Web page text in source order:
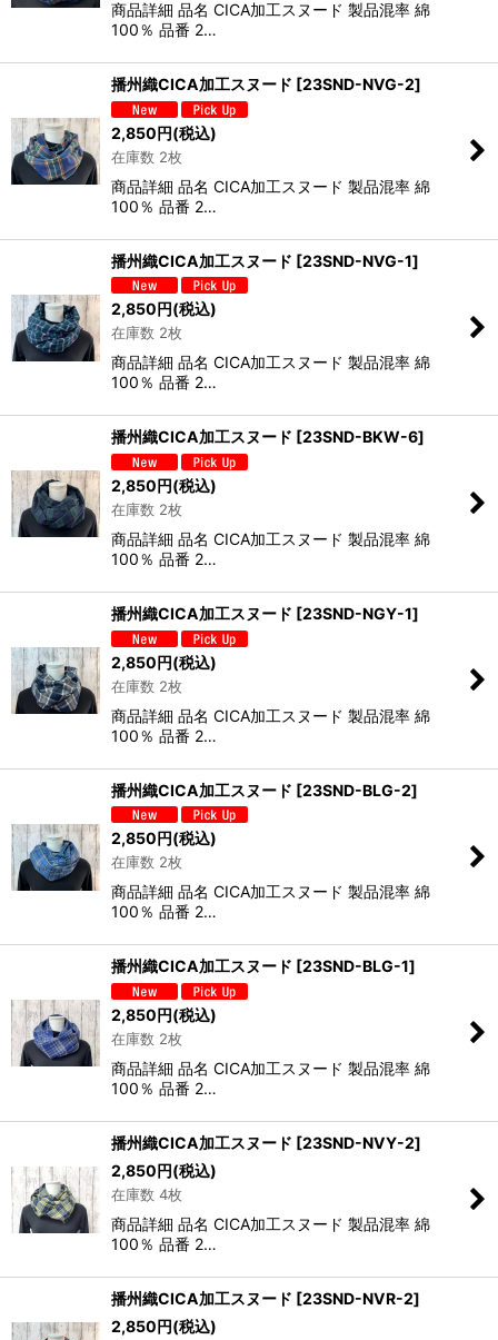
商品詳細 品名 CICA加工スヌード 製品混率 綿
100％ 品番 2…
播州織CICA加工スヌード [23SND-NVG-2]
2,850円(税込)
在庫数 2枚
商品詳細 品名 CICA加工スヌード 製品混率 綿
100％ 品番 2…
播州織CICA加工スヌード [23SND-NVG-1]
2,850円(税込)
在庫数 2枚
商品詳細 品名 CICA加工スヌード 製品混率 綿
100％ 品番 2…
播州織CICA加工スヌード [23SND-BKW-6]
2,850円(税込)
在庫数 2枚
商品詳細 品名 CICA加工スヌード 製品混率 綿
100％ 品番 2…
播州織CICA加工スヌード [23SND-NGY-1]
2,850円(税込)
在庫数 2枚
商品詳細 品名 CICA加工スヌード 製品混率 綿
100％ 品番 2…
播州織CICA加工スヌード [23SND-BLG-2]
2,850 円(税込)
在庫数 2枚
商品詳細 品名 CICA加工スヌード 製品混率 綿
100％ 品番 2…
播州織CICA加工スヌード [23SND-BLG-1]
2,850円(税込)
在庫数 2枚
商品詳細 品名 CICA加工スヌード 製品混率 綿
100％ 品番 2…
播州織CICA加工スヌード [23SND-NVY-2]
2,850円(税込)
在庫数 4枚
商品詳細 品名 CICA加工スヌード 製品混率 綿
100％ 品番 2…
播州織CICA加工スヌード [23SND-NVR-2]
2,850円(税込)